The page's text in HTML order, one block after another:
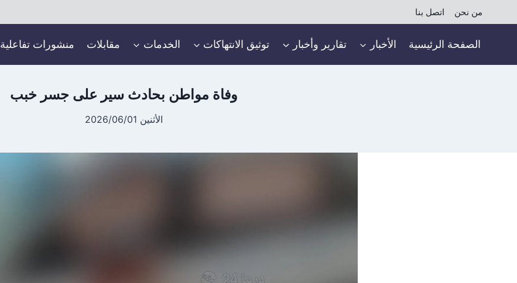
إلى
من نحن اتصل بنا
الصفحة الرئيسية الأخبار تقارير وأخبار توثيق الانتهاكات الخدمات مقابلات منشورات تفاعلية
وفاة مواطن بحادث سير على جسر خبب
الأثنين 2026/06/01